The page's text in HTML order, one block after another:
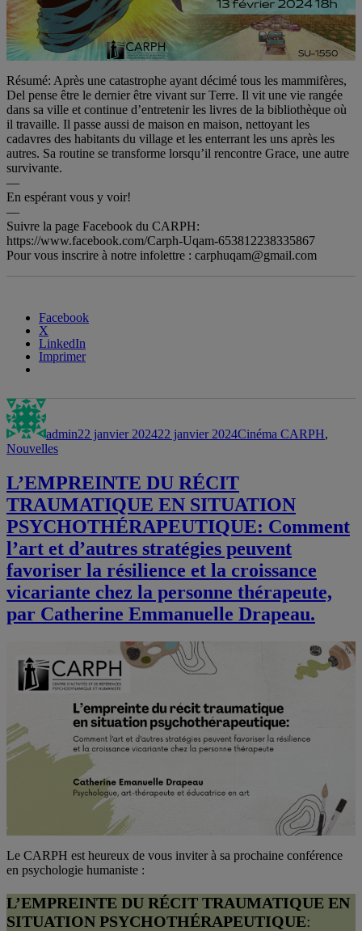
Résumé: Après une catastrophe ayant décimé tous les mammifères,
Del pense être le dernier être vivant sur Terre. Il vit une vie rangée
dans sa ville et continue d’entretenir les livres de la bibliothèque où
il travaille. Il passe aussi de maison en maison, nettoyant les
cadavres des habitants du village et les enterrant les uns après les
autres. Sa routine se transforme lorsqu’il rencontre Grace, une autre
survivante.
—
En espérant vous y voir!
—
Suivre la page Facebook du CARPH:
https://www.facebook.com/Carph-Uqam-653812238335867
Pour vous inscrire à notre infolettre : carphuqam@gmail.com
Facebook
X
LinkedIn
Imprimer
Auteur
admin22 janvier 202422 janvier 2024Cinéma CARPH,
Nouvelles
L’EMPREINTE DU RÉCIT
TRAUMATIQUE EN SITUATION
PSYCHOTHÉRAPEUTIQUE: Comment
l’art et d’autres stratégies peuvent
favoriser la résilience et la croissance
vicariante chez la personne thérapeute,
par Catherine Emmanuelle Drapeau.
Le CARPH est heureux de vous inviter à sa prochaine conférence
en psychologie humaniste :
L’EMPREINTE DU RÉCIT TRAUMATIQUE EN
SITUATION PSYCHOTHÉRAPEUTIQUE: